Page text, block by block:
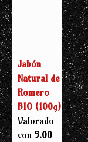
Jabón
Natural de
Romero
BIO (100g)
Valorado
con 5.00